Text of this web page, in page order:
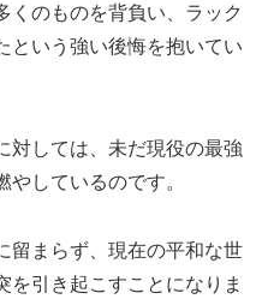
くのものを背負い、ラック
という強い後悔を抱いてい
対しては、未だ現役の最強
しているのです。
留まらず、現在の平和な世
を引き起こすことになりま